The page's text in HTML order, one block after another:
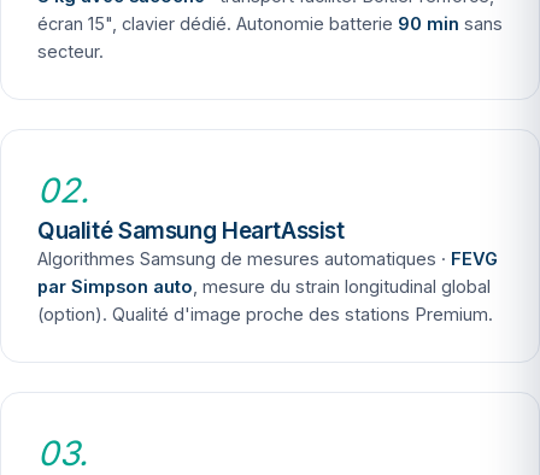
écran 15", clavier dédié. Autonomie batterie 90 min sans
secteur.
02.
Qualité Samsung HeartAssist
Algorithmes Samsung de mesures automatiques · FEVG
par Simpson auto , mesure du strain longitudinal global
(option). Qualité d'image proche des stations Premium.
03.